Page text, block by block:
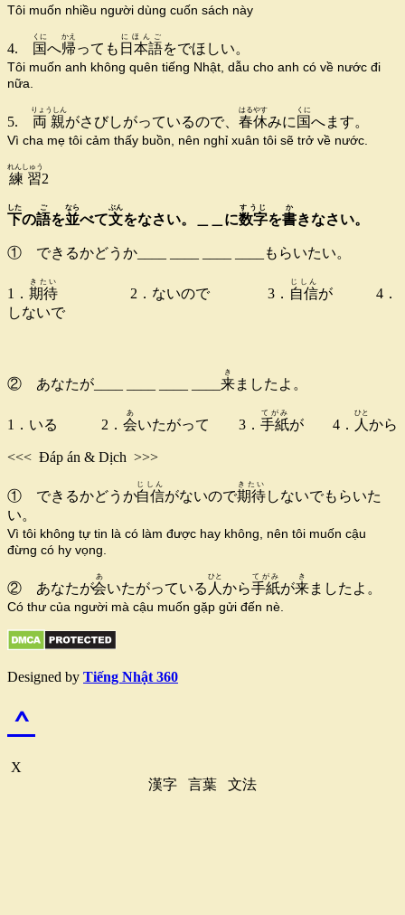
Tôi muốn nhiều người dùng cuốn sách này
4. 国
くに
へ帰
かえ
っても 日本語
にほんご
をでほしい。
Tôi muốn anh không quên tiếng Nhật, dẫu cho anh có về nước đi
nữa.
5. 両親
りょうしん
がさびしがっているので、 春休
はるやす
みに 国
くに
へます。
Vì cha mẹ tôi cảm thấy buồn, nên nghỉ xuân tôi sẽ trở về nước.
練習
れんしゅう
2
下
した
の語
ご
を並
なら
べて文
ぶん
をなさい。＿＿に数字
すうじ
を書
か
きなさい。
① できるかどうか____ ____ ____ ____もらいたい。
1． 期待
きたい
2．ないので 3． 自信
じしん
が 4．
しないで
来
き
ましたよ。
1．いる 2． 会
あ
いたがって 3． 手紙
てがみ
が 4． 人
ひと
から
<<< Đáp án & Dịch >>>
① できるかどうか自信
じしん
がないので期待
きたい
しないでもらいた
い。
Vì tôi không tự tin là có làm được hay không, nên tôi muốn cậu
đừng có hy vọng.
② あなたが会
あ
いたがっている 人
ひと
から手紙
てがみ
が来
き
ましたよ。
Có thư của người mà cậu muốn gặp gửi đến nè.
Designed by Tiếng Nhật 360
^
X
漢字
言葉 文法